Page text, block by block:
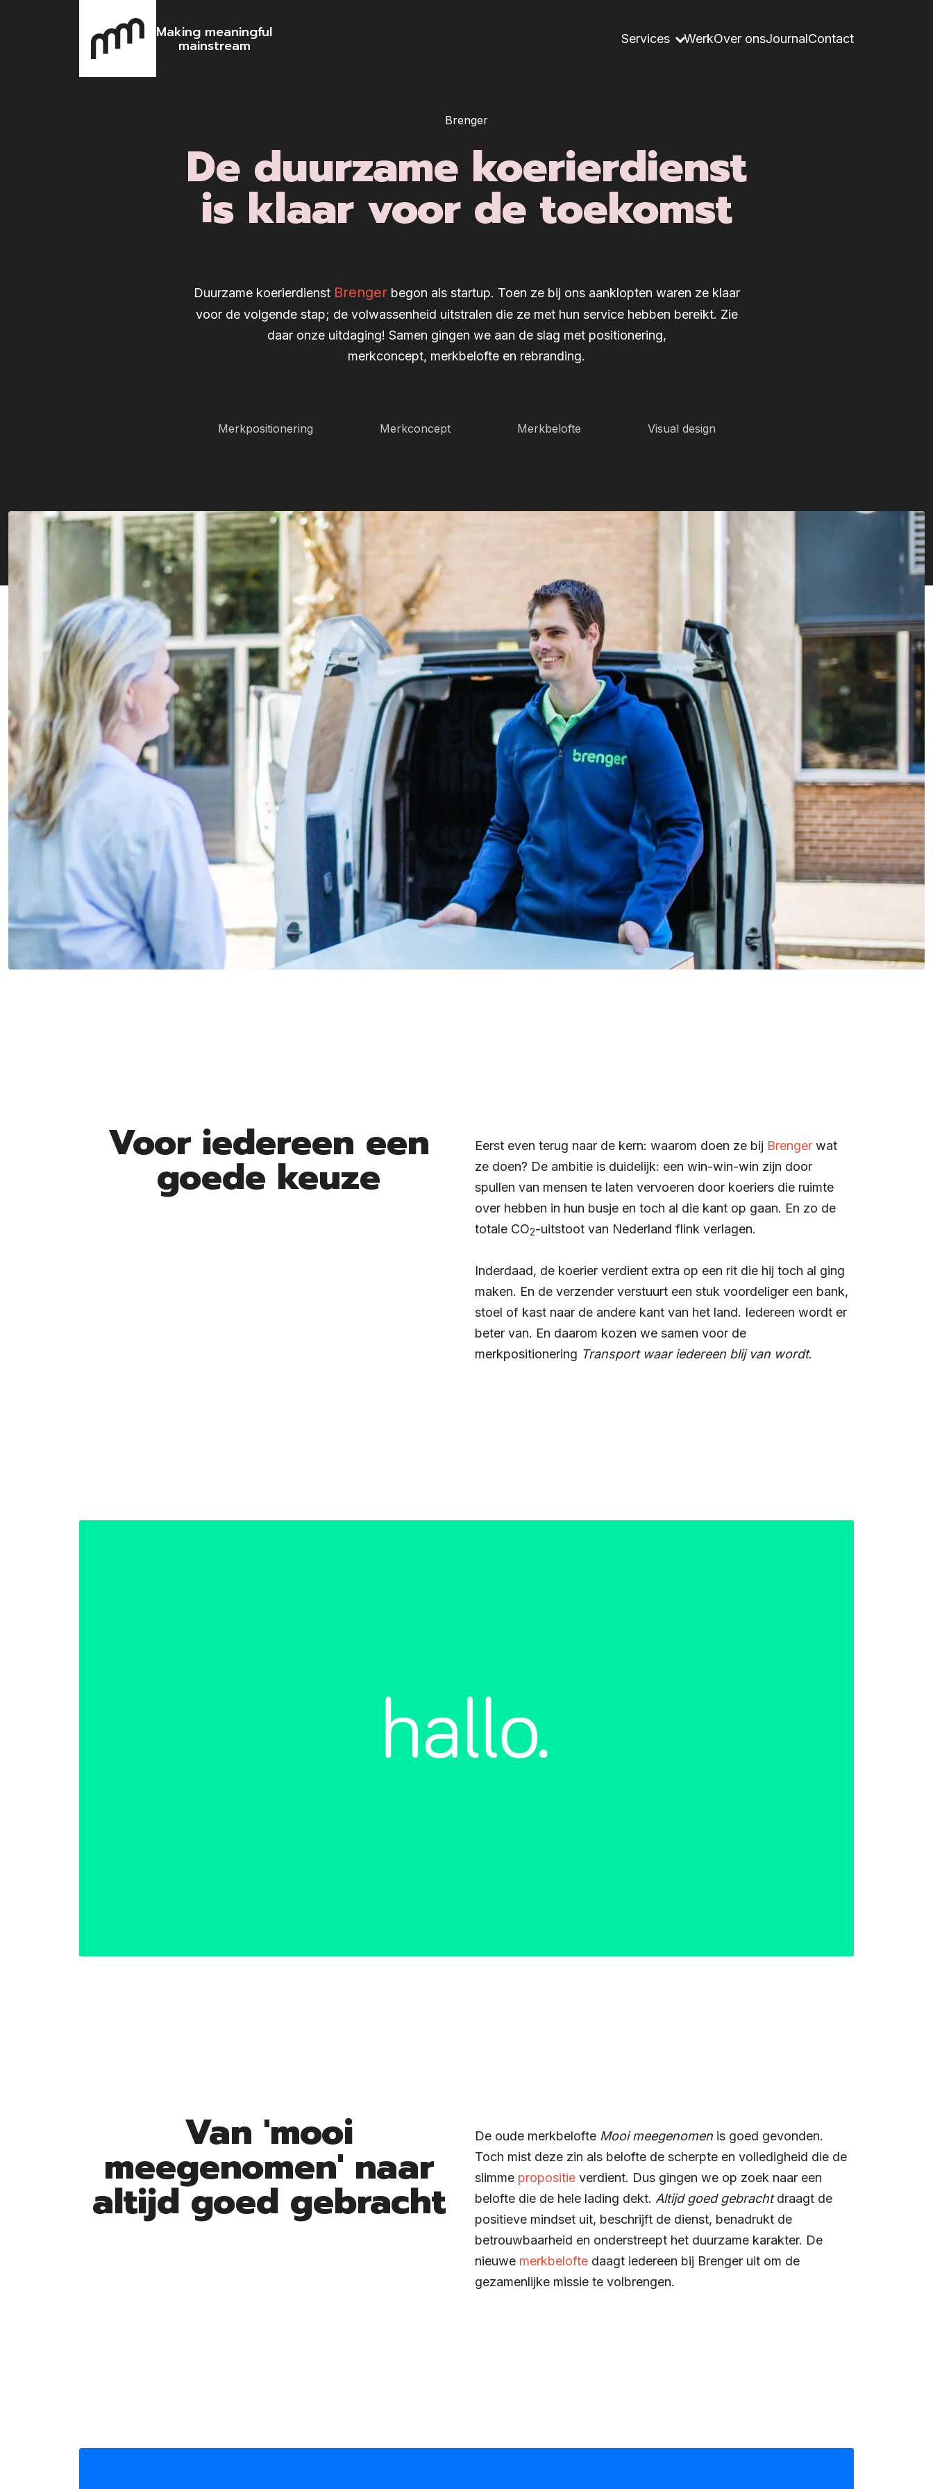
Making meaningful
mainstream Services WerkOver onsJournalContact
Brenger
De duurzame koerierdienst
is klaar voor de toekomst
Duurzame koerierdienst Brengerbegon als startup. Toen ze bij ons aanklopten waren ze klaar
voor de volgende stap; de volwassenheid uitstralen die ze met hun service hebben bereikt. Zie
daar onze uitdaging! Samen gingen we aan de slag met positionering,
merkconcept, merkbelofte en rebranding.
Merkpositionering Merkconcept Merkbelofte Visual design
Voor iedereen een
goede keuze
Eerst even terug naar de kern: waarom doen ze bij Brenger wat
ze doen? De ambitie is duidelijk: een win-win-win zijn door
spullen van mensen te laten vervoeren door koeriers die ruimte
over hebben in hun busje en toch al die kant op gaan. En zo de
totale CO2-uitstoot van Nederland flink verlagen.
Inderdaad, de koerier verdient extra op een rit die hij toch al ging
maken. En de verzender verstuurt een stuk voordeliger een bank,
stoel of kast naar de andere kant van het land. Iedereen wordt er
beter van. En daarom kozen we samen voor de
merkpositionering Transport waar iedereen blij van wordt.
Van 'mooi
meegenomen' naar
altijd goed gebracht
De oude merkbelofte Mooi meegenomen is goed gevonden.
Toch mist deze zin als belofte de scherpte en volledigheid die de
slimme propositie verdient. Dus gingen we op zoek naar een
belofte die de hele lading dekt. Altijd goed gebrachtdraagt de
positieve mindset uit, beschrijft de dienst, benadrukt de
betrouwbaarheid en onderstreept het duurzame karakter. De
nieuwe merkbelofte daagt iedereen bij Brenger uit om de
gezamenlijke missie te volbrengen.